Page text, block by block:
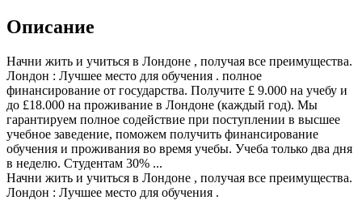
Описание
Начни жить и учиться в Лондоне , получая все преимущества.
Лондон : Лучшее место для обучения . полное
финансирование от государства. Получите £ 9.000 на учебу и
до £18.000 на проживание в Лондоне (каждый год). Мы
гарантируем полное содействие при поступлении в высшее
учебное заведение, поможем получить финансирование
обучения и проживания во время учебы. Учеба только два дня
в неделю. Студентам 30% ...
Начни жить и учиться в Лондоне , получая все преимущества.
Лондон : Лучшее место для обучения .